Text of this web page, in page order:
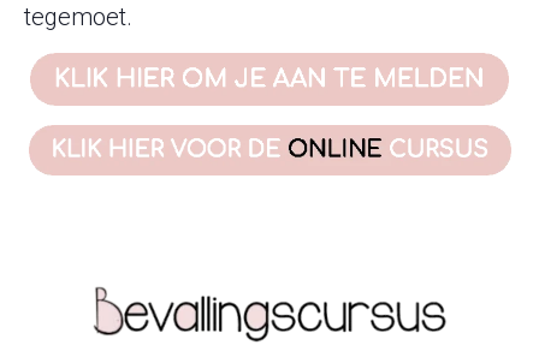
tegemoet.